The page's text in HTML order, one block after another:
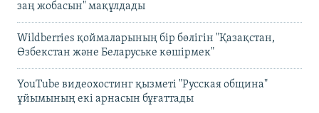
заң жобасын" мақұлдады
Wildberries қоймаларының бір бөлігін "Қазақстан,
Өзбекстан және Беларуське көшірмек"
YouTube видеохостинг қызметі "Русская община"
ұйымының екі арнасын бұғаттады